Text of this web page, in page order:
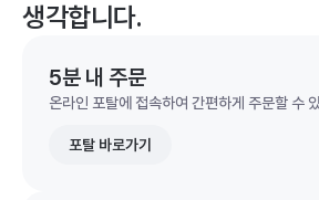
생각합니다.
5분 내 주문
온라인 포탈에 접속하여 간편하게 주문할 수
포탈 바로가기